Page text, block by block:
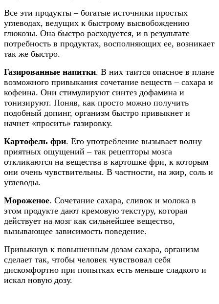
Все эти продукты – богатые источники простых
углеводах, ведущих к быстрому высвобождению
глюкозы. Она быстро расходуется, и в результате
потребность в продуктах, восполняющих ее, возникает
так же быстро.
Газированные напитки. В них таится опасное в плане
возможного привыкания сочетание веществ – сахара и
кофеина. Они стимулируют синтез дофамина и
тонизируют. Поняв, как просто можно получить
подобный допинг, организм быстро привыкнет и
начнет «просить» газировку.
Картофель фри. Его употребление вызывает волну
приятных ощущений – так рецепторы мозга
откликаются на вещества в картошке фри, к которым
они очень чувствительны. В частности, на жир, соль и
углеводы.
Мороженое. Сочетание сахара, сливок и молока в
этом продукте дают кремовую текстуру, которая
действует на мозг как сильнейшее вещество,
вызывающее зависимость поведение.
Привыкнув к повышенным дозам сахара, организм
сделает так, чтобы человек чувствовал себя
дискомфортно при попытках есть меньше сладкого и
искал новую дозу.